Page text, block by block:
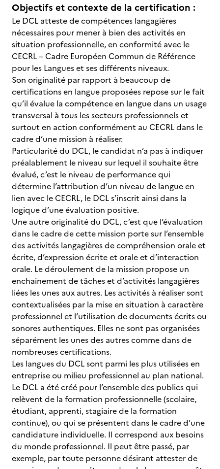
Objectifs et contexte de la certification :
Le DCL atteste de compétences langagières
nécessaires pour mener à bien des activités en
situation professionnelle, en conformité avec le
CECRL – Cadre Européen Commun de Référence
pour les Langues et ses différents niveaux.
Son originalité par rapport à beaucoup de
certifications en langue proposées repose sur le fait
qu’il évalue la compétence en langue dans un usage
transversal à tous les secteurs professionnels et
surtout en action conformément au CECRL dans le
cadre d’une mission à réaliser.
Particularité du DCL, le candidat n’a pas à indiquer
préalablement le niveau sur lequel il souhaite être
évalué, c’est le niveau de performance qui
détermine l’attribution d’un niveau de langue en
lien avec le CECRL, le DCL s’inscrit ainsi dans la
logique d’une évaluation positive.
Une autre originalité du DCL, c’est que l’évaluation
dans le cadre de cette mission porte sur l’ensemble
des activités langagières de compréhension orale et
écrite, d’expression écrite et orale et d’interaction
orale. Le déroulement de la mission propose un
enchainement de tâches et d’activités langagières
liées les unes aux autres. Les activités à réaliser sont
contextualisées par la mise en situation à caractère
professionnel et l’utilisation de documents écrits ou
sonores authentiques. Elles ne sont pas organisées
séparément les unes des autres comme dans de
nombreuses certifications.
Les langues du DCL sont parmi les plus utilisées en
entreprise ou milieu professionnel au plan national.
Le DCL a été créé pour l’ensemble des publics qui
relèvent de la formation professionnelle (scolaire,
étudiant, apprenti, stagiaire de la formation
continue), ou qui se présentent dans le cadre d’une
candidature individuelle. Il correspond aux besoins
du monde professionnel. Il peut être passé, par
exemple, par toute personne désirant attester de